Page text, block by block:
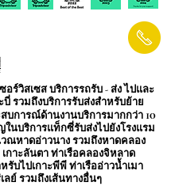
อร์วิสเซส บริการรถรับ - ส่ง ไปและ
รวมถึงบริการรับส่งสำหรับย้าย
บการณ์ด้านงานบริการมากกว่า 10
ในบริการแท็กซี่รับส่งไปยังโรงแรม
ณหาดอ่าวนาง รวมถึงหาดคลอง
กาะลันตา ท่าเรือคลองจิหลาด
รับไปเกาะพีพี ท่าเรืออ่าวน้ำเมา
ลย์ รวมถึงเส้นทางอื่นๆ